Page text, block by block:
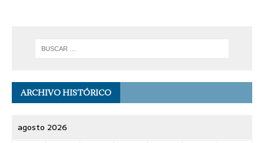
ARCHIVO HISTÓRICO
agosto 2026